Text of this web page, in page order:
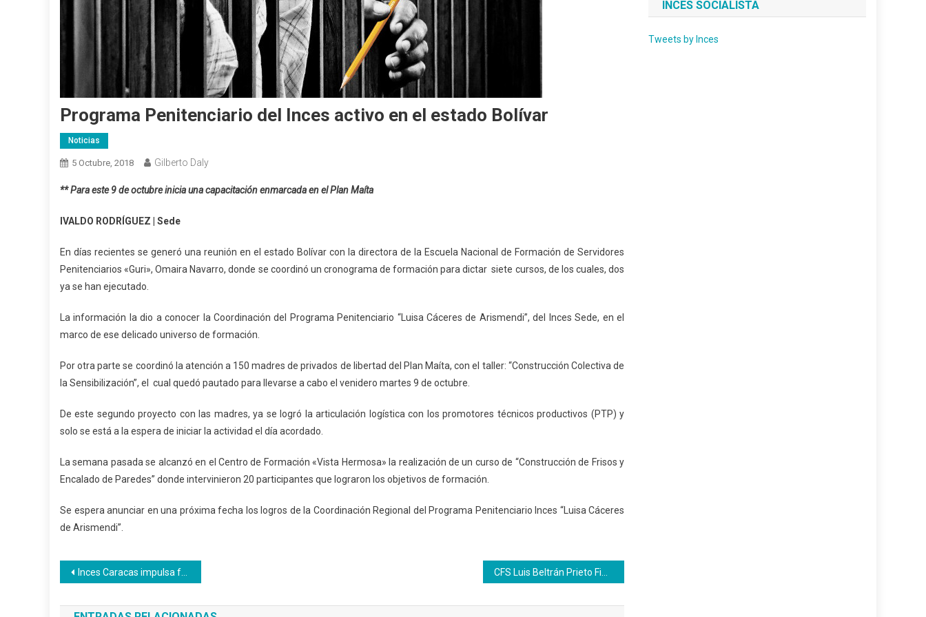
Programa Penitenciario del Inces activo en el estado Bolívar
Noticias
5 Octubre, 2018 Gilberto Daly
** Para este 9 de octubre inicia una capacitación enmarcada en el Plan Maíta
IVALDO RODRÍGUEZ | Sede
En días recientes se generó una reunión en el estado Bolívar con la directora de la Escuela Nacional de Formación de Servidores
Penitenciarios «Guri», Omaira Navarro, donde se coordinó un cronograma de formación para dictar siete cursos, de los cuales, dos
ya se han ejecutado.
La información la dio a conocer la Coordinación del Programa Penitenciario “Luisa Cáceres de Arismendi”, del Inces Sede, en el
marco de ese delicado universo de formación.
Por otra parte se coordinó la atención a 150 madres de privados de libertad del Plan Maíta, con el taller: “Construcción Colectiva de
la Sensibilización”, el cual quedó pautado para llevarse a cabo el venidero martes 9 de octubre.
De este segundo proyecto con las madres, ya se logró la articulación logística con los promotores técnicos productivos (PTP) y
solo se está a la espera de iniciar la actividad el día acordado.
La semana pasada se alcanzó en el Centro de Formación «Vista Hermosa» la realización de un curso de “Construcción de Frisos y
Encalado de Paredes” donde intervinieron 20 participantes que lograron los objetivos de formación.
Se espera anunciar en una próxima fecha los logros de la Coordinación Regional del Programa Penitenciario Inces “Luisa Cáceres
de Arismendi”.
Navegación
de
Inces Caracas impulsa formación de cultivo básico de hortalizas en el liceo bolivariano Juan Lovera
INCES SOCIALISTA
Tweets by Inces